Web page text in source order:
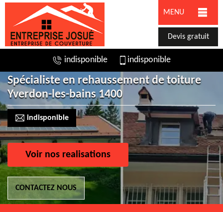
MENU
Devis gratuit
indisponible indisponible
Spécialiste en rehaussement de toiture
Yverdon-les-bains 1400
indisponible
Voir nos realisations
CONTACTEZ NOUS